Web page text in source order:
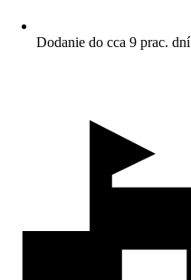
Dodanie do cca 9 prac. dní